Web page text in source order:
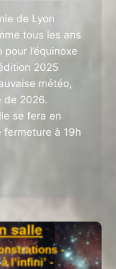
de Lyon
tous les ans
l’équinoxe
2025
météo,
de 2026.
se fera en
fermeture à 19h